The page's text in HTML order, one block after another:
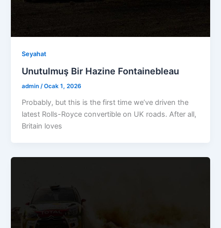
Seyahat
Unutulmuş Bir Hazine Fontainebleau
admin /Ocak 1, 2026
Probably, but this is the first time we’ve driven the
latest Rolls-Royce convertible on UK roads. After all,
Britain loves